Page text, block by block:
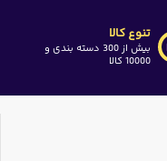
تنوع کالا
بیش از 300 دسته بندی و
10000 کالا